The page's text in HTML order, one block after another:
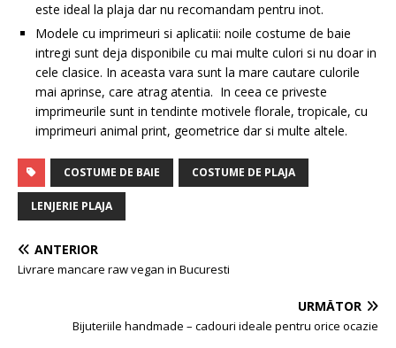
este ideal la plaja dar nu recomandam pentru inot.
Modele cu imprimeuri si aplicatii: noile costume de baie
intregi sunt deja disponibile cu mai multe culori si nu doar in
cele clasice. In aceasta vara sunt la mare cautare culorile
mai aprinse, care atrag atentia. In ceea ce priveste
imprimeurile sunt in tendinte motivele florale, tropicale, cu
imprimeuri animal print, geometrice dar si multe altele.
COSTUME DE BAIE COSTUME DE PLAJA
LENJERIE PLAJA
ANTERIOR
Livrare mancare raw vegan in Bucuresti
URMĂTOR
Bijuteriile handmade – cadouri ideale pentru orice ocazie